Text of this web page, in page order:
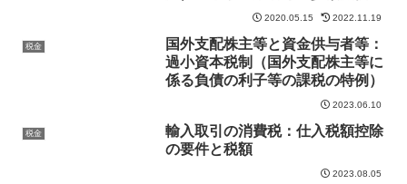
却資産の取得価額の損金算入の特
2020.05.15 2022.11.19
税金
国外支配株主等と資金供与者等：
過小資本税制（国外支配株主等に
係る負債の利子等の課税の特例）
2023.06.10
税金
輸入取引の消費税：仕入税額控除
の要件と税額
2023.08.05